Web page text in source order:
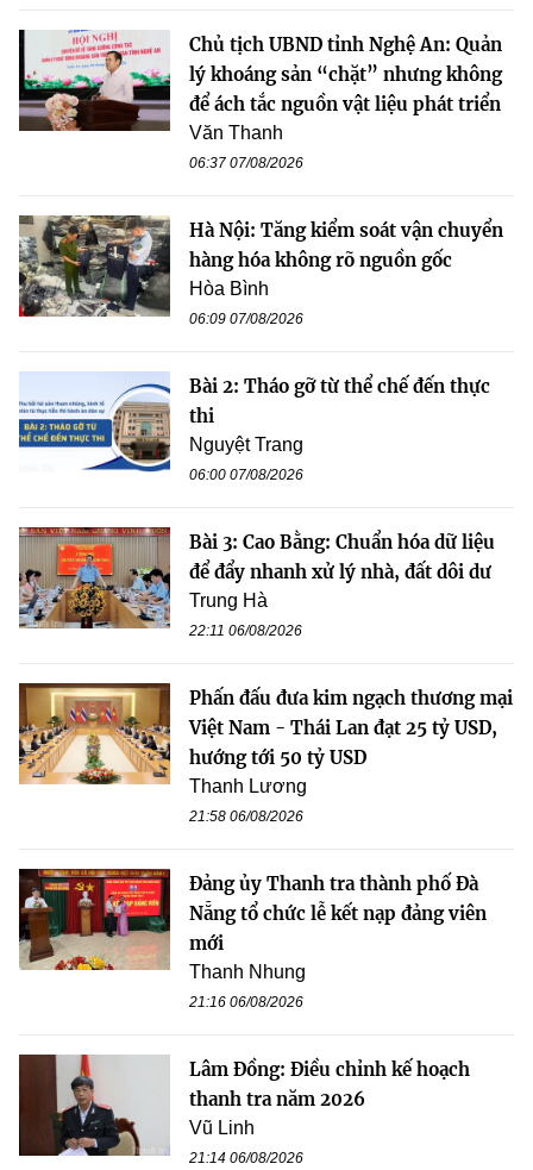
Chủ tịch UBND tỉnh Nghệ An: Quản
lý khoáng sản “chặt” nhưng không
để ách tắc nguồn vật liệu phát triển
Văn Thanh
06:37 07/08/2026
Hà Nội: Tăng kiểm soát vận chuyển
hàng hóa không rõ nguồn gốc
Hòa Bình
06:09 07/08/2026
Bài 2: Tháo gỡ từ thể chế đến thực
thi
Nguyệt Trang
06:00 07/08/2026
Bài 3: Cao Bằng: Chuẩn hóa dữ liệu
để đẩy nhanh xử lý nhà, đất dôi dư
Trung Hà
22:11 06/08/2026
Phấn đấu đưa kim ngạch thương mại
Việt Nam - Thái Lan đạt 25 tỷ USD,
hướng tới 50 tỷ USD
Thanh Lương
21:58 06/08/2026
Đảng ủy Thanh tra thành phố Đà
Nẵng tổ chức lễ kết nạp đảng viên
mới
Thanh Nhung
21:16 06/08/2026
Lâm Đồng: Điều chỉnh kế hoạch
thanh tra năm 2026
Vũ Linh
21:14 06/08/2026